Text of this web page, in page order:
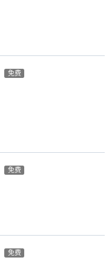
免费
免费
免费